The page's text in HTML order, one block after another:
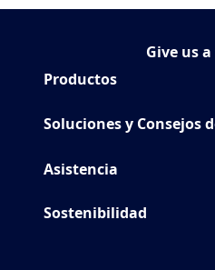
Give us
Productos
Soluciones y Consejos
Asistencia
Sostenibilidad